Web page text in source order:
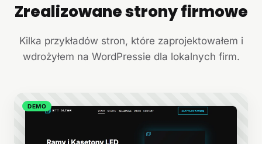
+
Zrealizowane strony firmowe
Kilka przykładów stron, które zaprojektowałem i
wdrożyłem na WordPressie dla lokalnych firm.
DEMO